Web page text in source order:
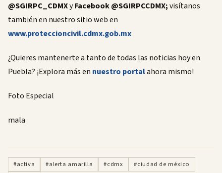
@SGIRPC_CDMXyFacebook @SGIRPCCDMX;visítanos
también en nuestro sitio web en
www.proteccioncivil.cdmx.gob.mx
¿Quieres mantenerte a tanto de todas las noticias hoy en
Puebla? ¡Explora más en nuestro portalahora mismo!
Foto Especial
mala
#activa #alerta amarilla #cdmx
#ciudad de méxico